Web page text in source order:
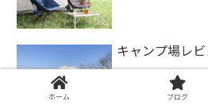
キャンプ場レ
ホーム ブログ